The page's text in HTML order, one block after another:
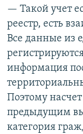
— Такой учет
реестр, есть
Все данные из
информация
Поэтому насчет
предыдущим
категория